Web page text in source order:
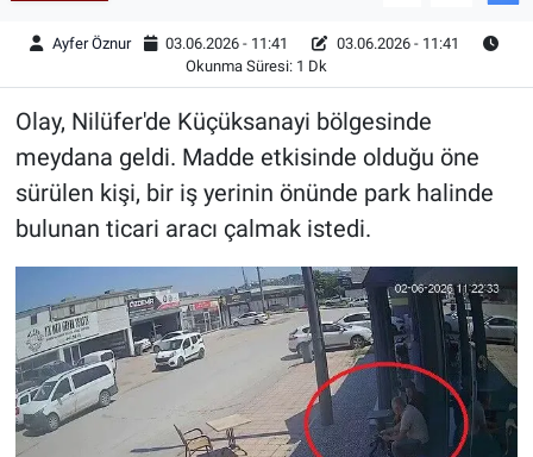
Ayfer Öznur 03.06.2026 - 11:41
03.06.2026 - 11:41
Okunma Süresi: 1 Dk
Olay, Nilüfer'de Küçüksanayi bölgesinde
meydana geldi. Madde etkisinde olduğu öne
sürülen kişi, bir iş yerinin önünde park halinde
bulunan ticari aracı çalmak istedi.